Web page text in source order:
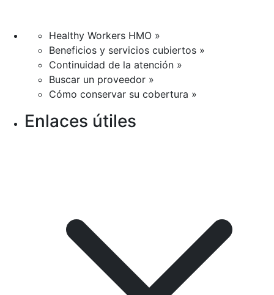
Healthy Workers HMO »
Beneficios y servicios cubiertos »
Continuidad de la atención »
Buscar un proveedor »
Cómo conservar su cobertura »
Enlaces útiles